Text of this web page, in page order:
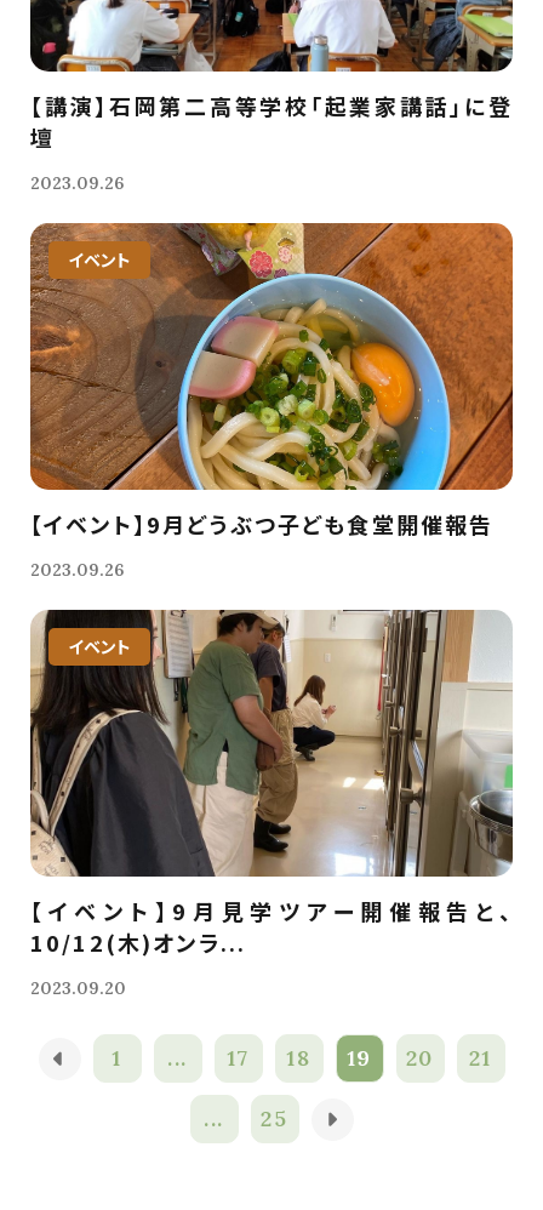
【講演】石岡第二高等学校「起業家講話」に登
壇
2023.09.26
イベント
【イベント】9月どうぶつ子ども食堂開催報告
2023.09.26
イベント
【イベント】9月見学ツアー開催報告と、
10/12(木)オンラ...
2023.09.20
1 ... 17 18 19 20 21
... 25